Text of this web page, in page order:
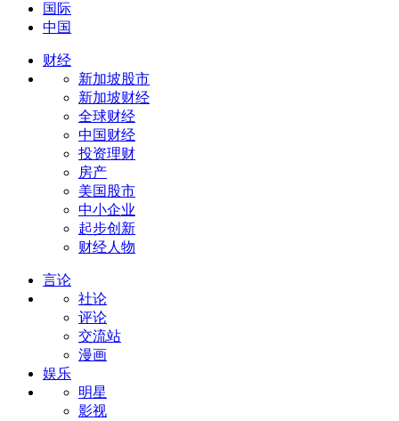
国际
中国
财经
新加坡股市
新加坡财经
全球财经
中国财经
投资理财
房产
美国股市
中小企业
起步创新
财经人物
言论
社论
评论
交流站
漫画
娱乐
明星
影视